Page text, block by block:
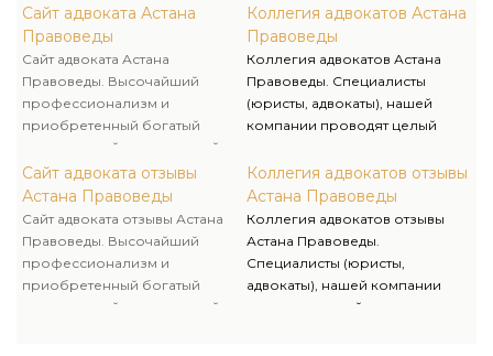
опыт действенно позволяют
отыскать наилучшее решение
хоть какой трудности и
подтверждают репутацию
одной из ведущих
юридических компаний.
Сайт адвоката Астана
Правоведы
Сайт адвоката Астана
Правоведы. Высочайший
профессионализм и
приобретенный богатый
практический юридический
опыт действенно позволяют
отыскать наилучшее решение
хоть какой трудности и
подтверждают репутацию
одной из ведущих
юридических компаний.
Сайт адвоката отзывы
Астана Правоведы
Сайт адвоката отзывы Астана
Правоведы. Высочайший
профессионализм и
приобретенный богатый
практический юридический
Вами документами, как по
нормам материального права,
так и по судебной практике.
Компания «Правоведы»
индивидуального подхода к
каждому клиенту.
Коллегия адвокатов Астана
Правоведы
Коллегия адвокатов Астана
Правоведы. Специалисты
(юристы, адвокаты), нашей
компании проводят целый
Вами документами, как по
нормам материального права,
так и по судебной практике.
Компания «Правоведы»
индивидуального подхода к
каждому клиенту.
Коллегия адвокатов отзывы
Астана Правоведы
Коллегия адвокатов отзывы
Астана Правоведы.
Специалисты (юристы,
адвокаты), нашей компании
проводят целый анализ по